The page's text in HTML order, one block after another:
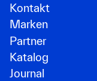
Kontakt
Marken
Partner
Katalog
Journal